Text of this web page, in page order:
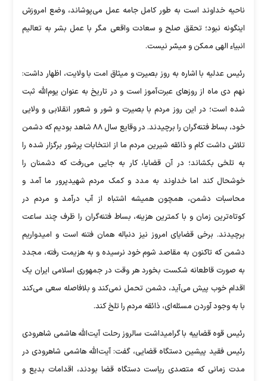
ناحیه خداوند است به طور کامل جامه عمل می‌پوشاند، وضع امروزش
اینگونه نبود؛ تحقق صلح و سعادت واقعی مگر با عمل بشر به تعالیم
انبیاء الهی ممکن و میسّر نیست.
رئیس عدلیه با اشاره به روز بصیرت و میثاق امت با ولایت، اظهار داشت:
نهم دی ماه از روزهای عبرت‌آموز است و در تاریخ به عنوان یوم‌الله ثبت
شده است؛ در این روز مردم با بصیرت و شور و شعور انقلابی و ولایی
خود، بساط فتنه‌گران را برچیدند. در وقایع سال ۸۸ شاهد بودیم که دشمن
تلاش داشت کام و ذائقه شیرین مردم ما از انتخابات پرشور برگزار شده را
به تلخی بکشاند؛ در آن قضایا، کار به جایی می‌رفت که دشمنان را
خوشحال کند اما خداوند به مدد و کمک مردم شهیدپرور ما آمد و
محاسبات دشمن، همچون همیشه اشتباه از آب درآمد و مردم در
کوتاه‌ترین زمان و با کمترین هزینه، بساط فتنه‌گران را ظرف چند ساعت
برچیدند. برخی قضایای امروز نیز دنباله همان فتنه است و امیدواریم
دشمن که تاکنون به مقاصد شوم خود نرسیده و به هزیمت رفته، مجدد
به صورت قاطعانه شکست بخورد هر وقت در جمهوری اسلامی ایران یک
اقدام خوب پیش می‌آید، دشمن تحمل نمی‌کند و بلافاصله سعی می‌کند
با به وجود آوردن مسئله‌ای، ذائقه مردم را تلخ کند.
رئیس قوه قضاییه با گرامیداشت سالروز رحلت آیت‌الله هاشمی شاهرودی
رئیس فقید پیشین دستگاه قضایی، گفت: آیت‌الله هاشمی شاهرودی در
مدت زمانی که متصدی ریاست دستگاه قضا بودند، اقدامات بدیع و